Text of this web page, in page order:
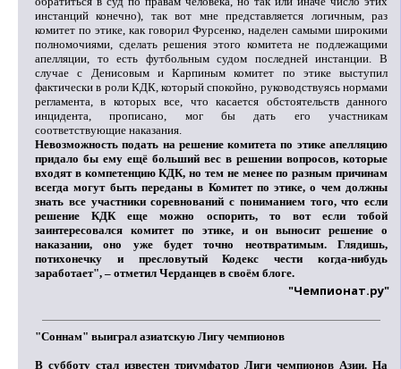
инстанций конечно), так вот мне представляется логичным, раз
комитет по этике, как говорил Фурсенко, наделен самыми широкими
полномочиями, сделать решения этого комитета не подлежащими
апелляции, то есть футбольным судом последней инстанции. В
случае с Денисовым и Карпиным комитет по этике выступил
фактически в роли КДК, который спокойно, руководствуясь нормами
регламента, в которых все, что касается обстоятельств данного
инцидента, прописано, мог бы дать его участникам
соответствующие наказания.
Невозможность подать на решение комитета по этике апелляцию
придало бы ему ещё больший вес в решении вопросов, которые
входят в компетенцию КДК, но тем не менее по разным причинам
всегда могут быть переданы в Комитет по этике, о чем должны
знать все участники соревнований с пониманием того, что если
решение КДК еще можно оспорить, то вот если тобой
заинтересовался комитет по этике, и он выносит решение о
наказании, оно уже будет точно неотвратимым. Глядишь,
потихонечку и пресловутый Кодекс чести когда-нибудь
заработает", – отметил Черданцев в своём блоге.
"Чемпионат.ру"
"Соннам" выиграл азиатскую Лигу чемпионов
В субботу стал известен триумфатор Лиги чемпионов Азии. На